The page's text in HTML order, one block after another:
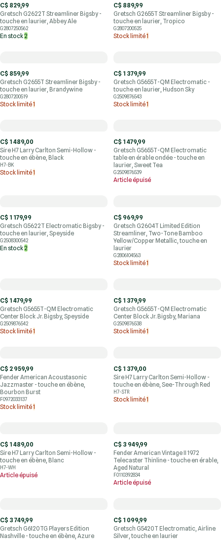
C$ 829,99
Gretsch G2622T Streamliner Bigsby -
touche en laurier, Abbey Ale
G2807250562
En stock2
C$ 889,99
Gretsch G2655T Streamliner Bigsby -
touche en laurier, Tropico
G2807200525
Stock limité1
C$ 859,99
Gretsch G2655T Streamliner Bigsby -
touche en laurier, Brandywine
G2807200519
Stock limité1
C$ 1 379,99
Gretsch G5655T-QM Electromatic -
touche en laurier, Hudson Sky
G2509876543
Stock limité1
C$ 1 489,00
Sire H7 Larry Carlton Semi-Hollow -
touche en ébène, Black
H7-BK
Stock limité1
C$ 1 479,99
Gretsch G5655T-QM Electromatic
table en érable ondée - touche en
laurier, Sweet Tea
G2509876539
Article épuisé
C$ 1 179,99
Gretsch G5622T Electromatic Bigsby -
touche en laurier, Speyside
G2508300542
En stock2
C$ 969,99
Gretsch G2604T Limited Edition
Streamliner, Two-Tone Bamboo
Yellow/Copper Metallic, touche en
laurier
G2806104563
Stock limité1
C$ 1 479,99
Gretsch G5655T-QM Electromatic
Center Block Jr. Bigsby, Speyside
G2509876542
Stock limité1
C$ 1 379,99
Gretsch G5655T-QM Electromatic
Center Block Jr. Bigsby, Mariana
G2509876538
Stock limité1
C$ 2 959,99
Fender American Acoustasonic
Jazzmaster - touche en ébène,
Bourbon Burst
F0972033137
Stock limité1
C$ 1 379,00
Sire H7 Larry Carlton Semi-Hollow -
touche en ébène, See-Through Red
H7-STR
Stock limité1
C$ 1 489,00
Sire H7 Larry Carlton Semi-Hollow -
touche en ébène, Blanc
H7-WH
Article épuisé
C$ 3 949,99
Fender American Vintage II 1972
Telecaster Thinline - touche en érable,
Aged Natural
F0110392834
Article épuisé
C$ 3 749,99
Gretsch G6120TG Players Edition
Nashville - touche en ébène, Azure
C$ 1 099,99
Gretsch G5420T Electromatic, Airline
Silver, touche en laurier